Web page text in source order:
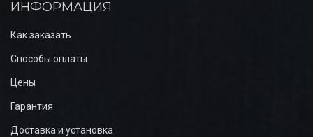
ИНФОРМАЦИЯ
Как заказать
Способы оплаты
Цены
Гарантия
Доставка и установка